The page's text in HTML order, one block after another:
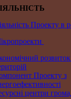
Проекту в
розвиток
Проекту з
центри